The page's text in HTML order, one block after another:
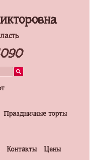
Праздничные торты
Контакты Цены